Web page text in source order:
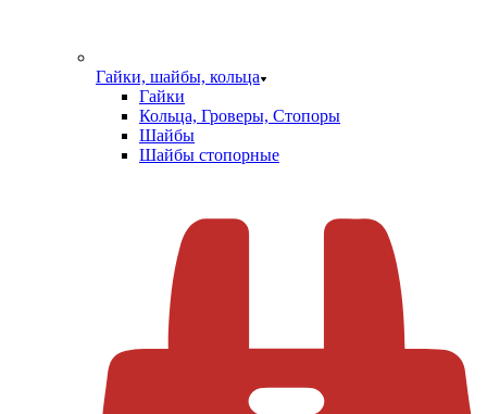
Гайки, шайбы, кольца
Гайки
Кольца, Гроверы, Стопоры
Шайбы
Шайбы стопорные